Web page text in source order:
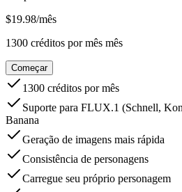
$19.98/mês
1300 créditos por mês mês
Começar
1300 créditos por mês
Suporte para FLUX.1 (Schnell,
Banana
Geração de imagens mais rápida
Consistência de personagens
Carregue seu próprio personagem